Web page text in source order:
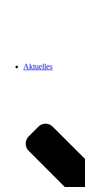
Aktuelles